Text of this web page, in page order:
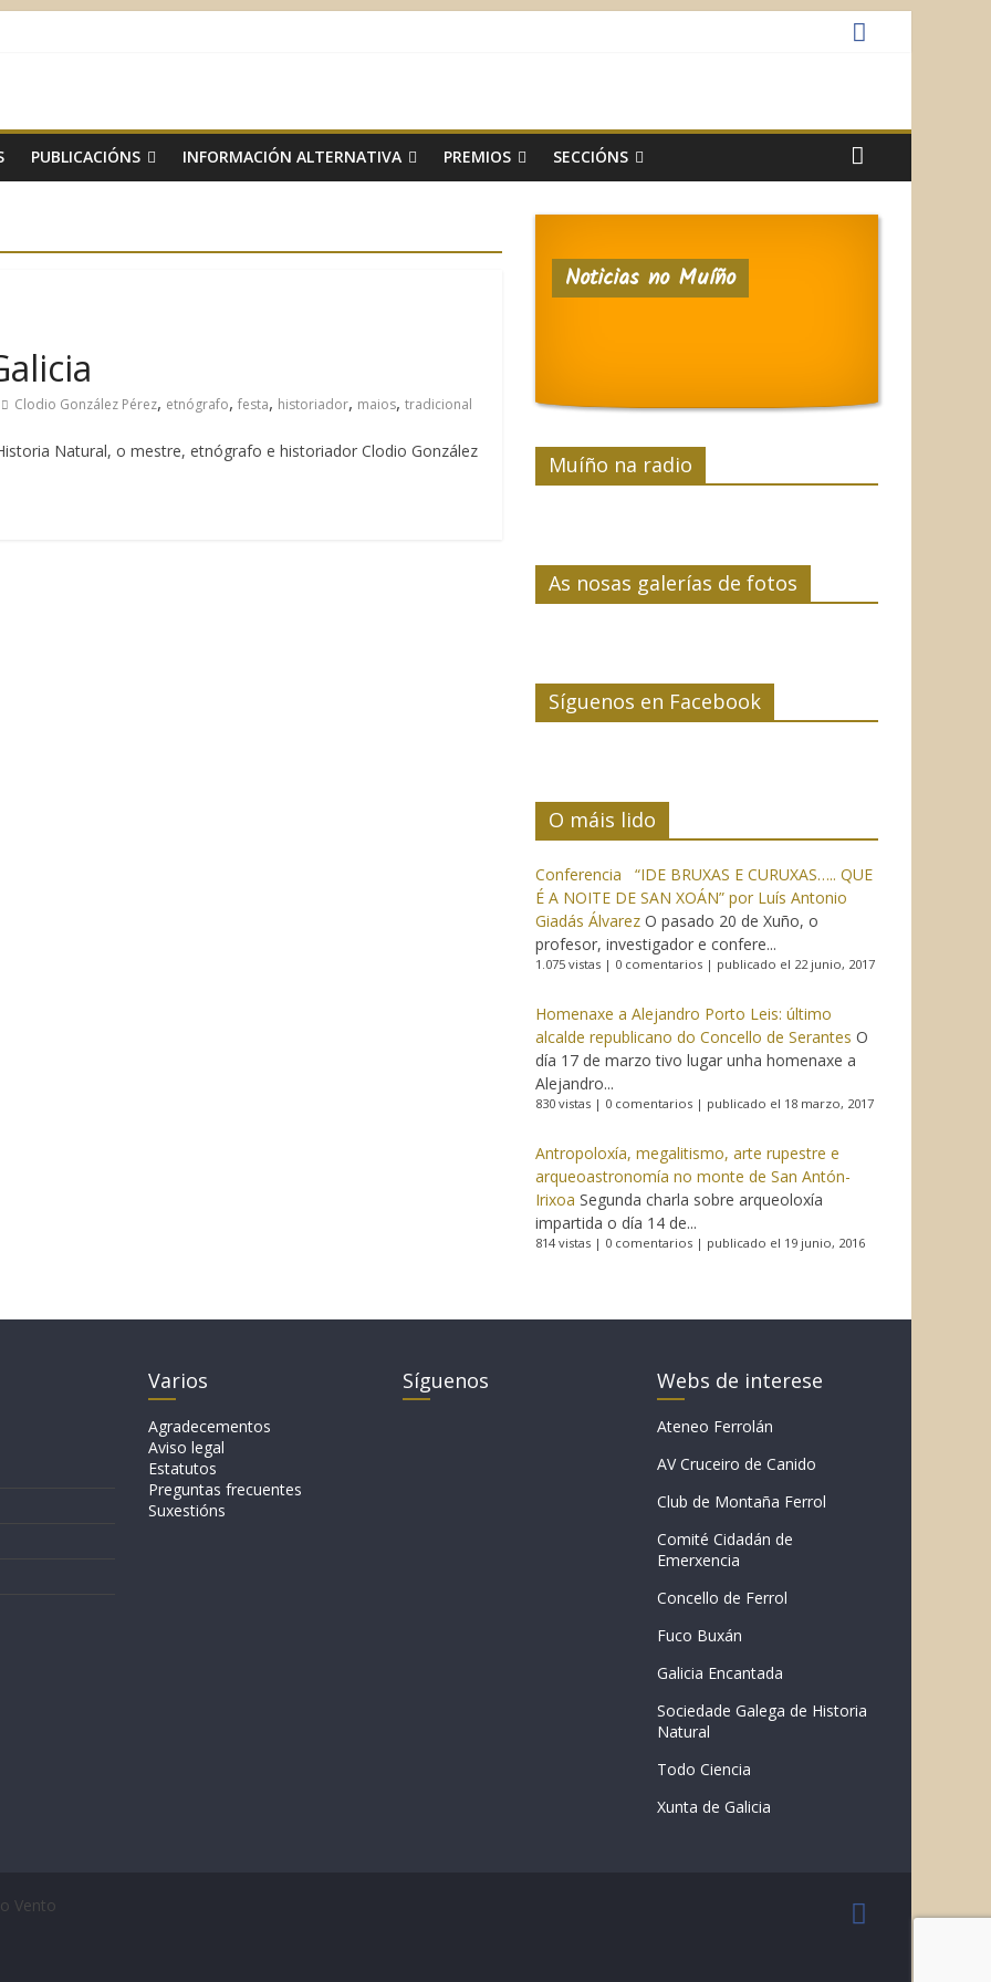
PUBLICACIÓNS INFORMACIÓN ALTERNATIVA PREMIOS SECCIÓNS
Clodio González Pérez, etnógrafo, festa, historiador, maios, tradicional
Natural, o mestre, etnógrafo e historiador Clodio González
Noticias no Muíño
Muíño na radio
As nosas galerías de fotos
Síguenos en Facebook
O máis lido
Conferencia “IDE BRUXAS E CURUXAS….. QUE
É A NOITE DE SAN XOÁN” por Luís Antonio
Giadás Álvarez O pasado 20 de Xuño, o
profesor, investigador e confere...
1.075 vistas | 0 comentarios | publicado el 22 junio, 2017
Homenaxe a Alejandro Porto Leis: último
alcalde republicano do Concello de Serantes O
día 17 de marzo tivo lugar unha homenaxe a
Alejandro...
830 vistas | 0 comentarios | publicado el 18 marzo, 2017
Antropoloxía, megalitismo, arte rupestre e
arqueoastronomía no monte de San Antón-
Irixoa Segunda charla sobre arqueoloxía
impartida o día 14 de...
814 vistas | 0 comentarios | publicado el 19 junio, 2016
Varios
Agradecementos
Aviso legal
Estatutos
Preguntas frecuentes
Suxestións
Síguenos Webs de interese
Ateneo Ferrolán
AV Cruceiro de Canido
Club de Montaña Ferrol
Comité Cidadán de
Emerxencia
Concello de Ferrol
Fuco Buxán
Galicia Encantada
Sociedade Galega de Historia
Natural
Todo Ciencia
Xunta de Galicia